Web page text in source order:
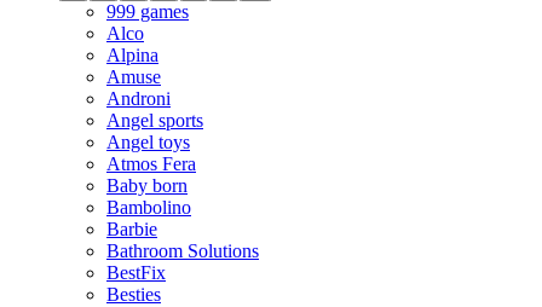
999 games
Alco
Alpina
Amuse
Androni
Angel sports
Angel toys
Atmos Fera
Baby born
Bambolino
Barbie
Bathroom Solutions
BestFix
Besties